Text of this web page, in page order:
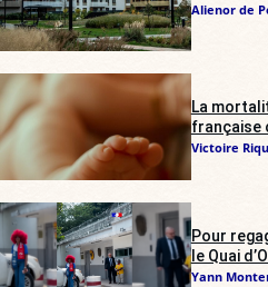
Alienor de
La
française
Victoire
Pour
le Quai
Yann